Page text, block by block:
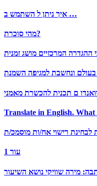
איך ניתן ל השתמש ב …
מהי סוכרת?
לבחינת רישוי אח/ות מוסמכ/ת
עור 1
מירה שוויקי נושא השיעור